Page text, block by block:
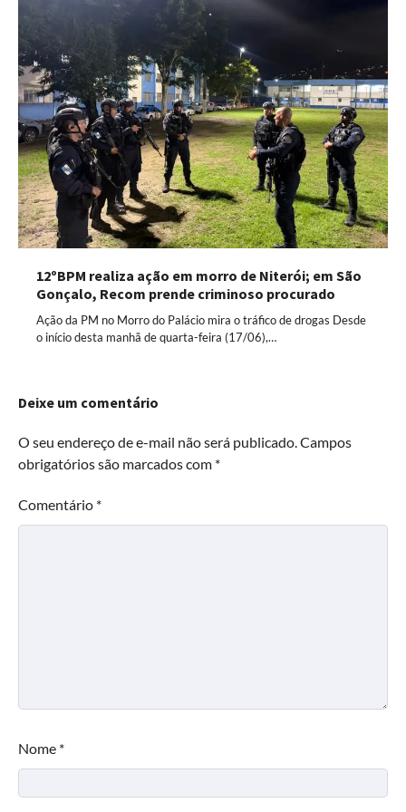
12ºBPM realiza ação em morro de Niterói; em São
Gonçalo, Recom prende criminoso procurado
Ação da PM no Morro do Palácio mira o tráfico de drogas Desde
o início desta manhã de quarta-feira (17/06),…
Deixe um comentário
O seu endereço de e-mail não será publicado.Campos
obrigatórios são marcados com *
Comentário *
Nome *